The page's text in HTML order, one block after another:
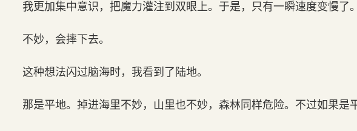
我更加集中意识，把魔力灌注到双眼上。于是，只有一瞬速度变慢了
不妙，会摔下去。
这种想法闪过脑海时，我看到了陆地。
那是平地。掉进海里不妙，山里也不妙，森林同样危险。不过如果